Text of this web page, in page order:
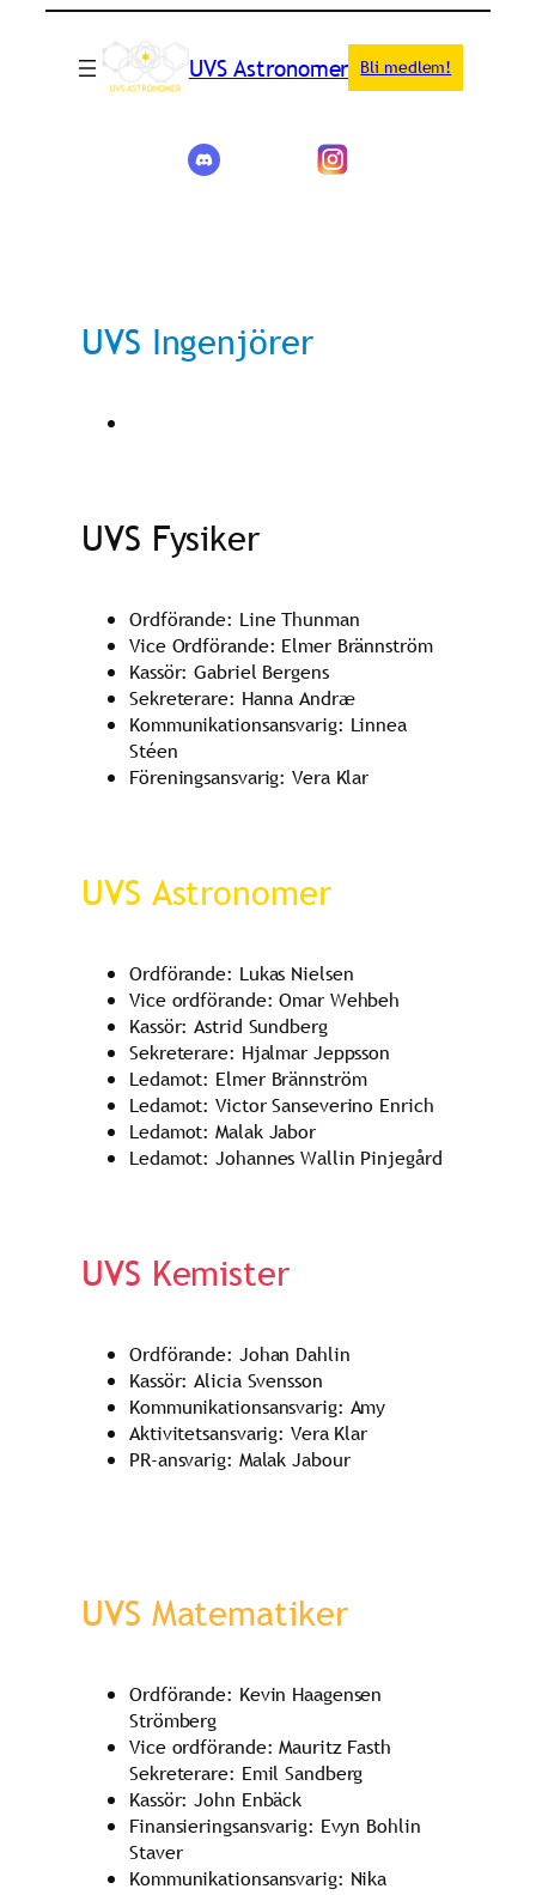
UVS Astronomer Bli medlem!
UVS Ingenjörer
UVS Fysiker
Ordförande: Line Thunman
Vice Ordförande: Elmer Brännström
Kassör: Gabriel Bergens
Sekreterare: Hanna Andræ
Kommunikationsansvarig: Linnea
Stéen
Föreningsansvarig: Vera Klar
UVS Astronomer
Ordförande: Lukas Nielsen
Vice ordförande: Omar Wehbeh
Kassör: Astrid Sundberg
Sekreterare: Hjalmar Jeppsson
Ledamot: Elmer Brännström
Ledamot: Victor Sanseverino Enrich
Ledamot: Malak Jabor
Ledamot: Johannes Wallin Pinjegård
UVS Kemister
Ordförande: Johan Dahlin
Kassör: Alicia Svensson
Kommunikationsansvarig: Amy
Aktivitetsansvarig: Vera Klar
PR-ansvarig: Malak Jabour
UVS Matematiker
Ordförande: Kevin Haagensen
Strömberg
Vice ordförande: Mauritz Fasth
Sekreterare: Emil Sandberg
Kassör: John Enbäck
Finansieringsansvarig: Evyn Bohlin
Staver
Kommunikationsansvarig: Nika